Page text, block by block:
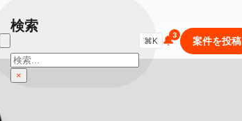
検索
検
索×
商品・セールを検索...
⌘K 🔔 案件を投稿